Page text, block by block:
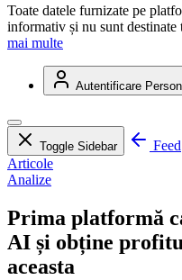
Toate datele furnizate pe
informativ și nu sunt
mai multe
Autentificare
Toggle Sidebar
Feed
Articole
Analize
Prima platformă
AI și obține
aceasta